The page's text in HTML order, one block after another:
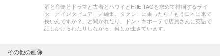
酒と音楽とドラマと古着とハワイとFREITAGを求めて徘徊するライ
ター／インタビュアー／編集。タクシーに乗ったら「もう日本に来て
長いんですか？」と聞かれたり、ドン・キホーテで店員さんに英語で
話しかけられたりしながら、何とか生きています。
その他の画像